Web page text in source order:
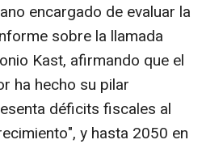
encargado de evaluar la
sobre la llamada
Kast, afirmando que el
ha hecho su pilar
déficits fiscales al
y hasta 2050 en